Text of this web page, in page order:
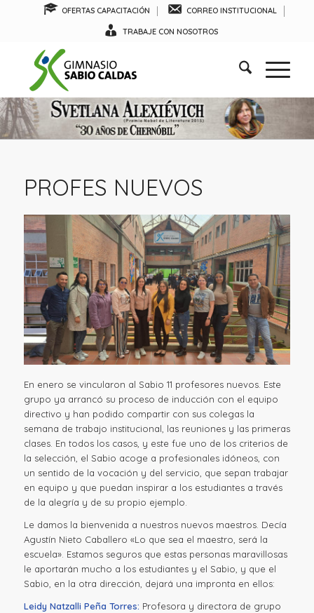
OFERTAS CAPACITACIÓN CORREO INSTITUCIONAL
TRABAJE CON NOSOTROS
PROFES NUEVOS
En enero se vincularon al Sabio 11 profesores nuevos. Este
grupo ya arrancó su proceso de inducción con el equipo
directivo y han podido compartir con sus colegas la
semana de trabajo institucional, las reuniones y las primeras
clases. En todos los casos, y este fue uno de los criterios de
la selección, el Sabio acoge a profesionales idóneos, con
un sentido de la vocación y del servicio, que sepan trabajar
en equipo y que puedan inspirar a los estudiantes a través
de la alegría y de su propio ejemplo.
Le damos la bienvenida a nuestros nuevos maestros. Decía
Agustín Nieto Caballero «Lo que sea el maestro, será la
escuela». Estamos seguros que estas personas maravillosas
le aportarán mucho a los estudiantes y el Sabio, y que el
Sabio, en la otra dirección, dejará una impronta en ellos:
Leidy Natzalli Peña Torres: Profesora y directora de grupo